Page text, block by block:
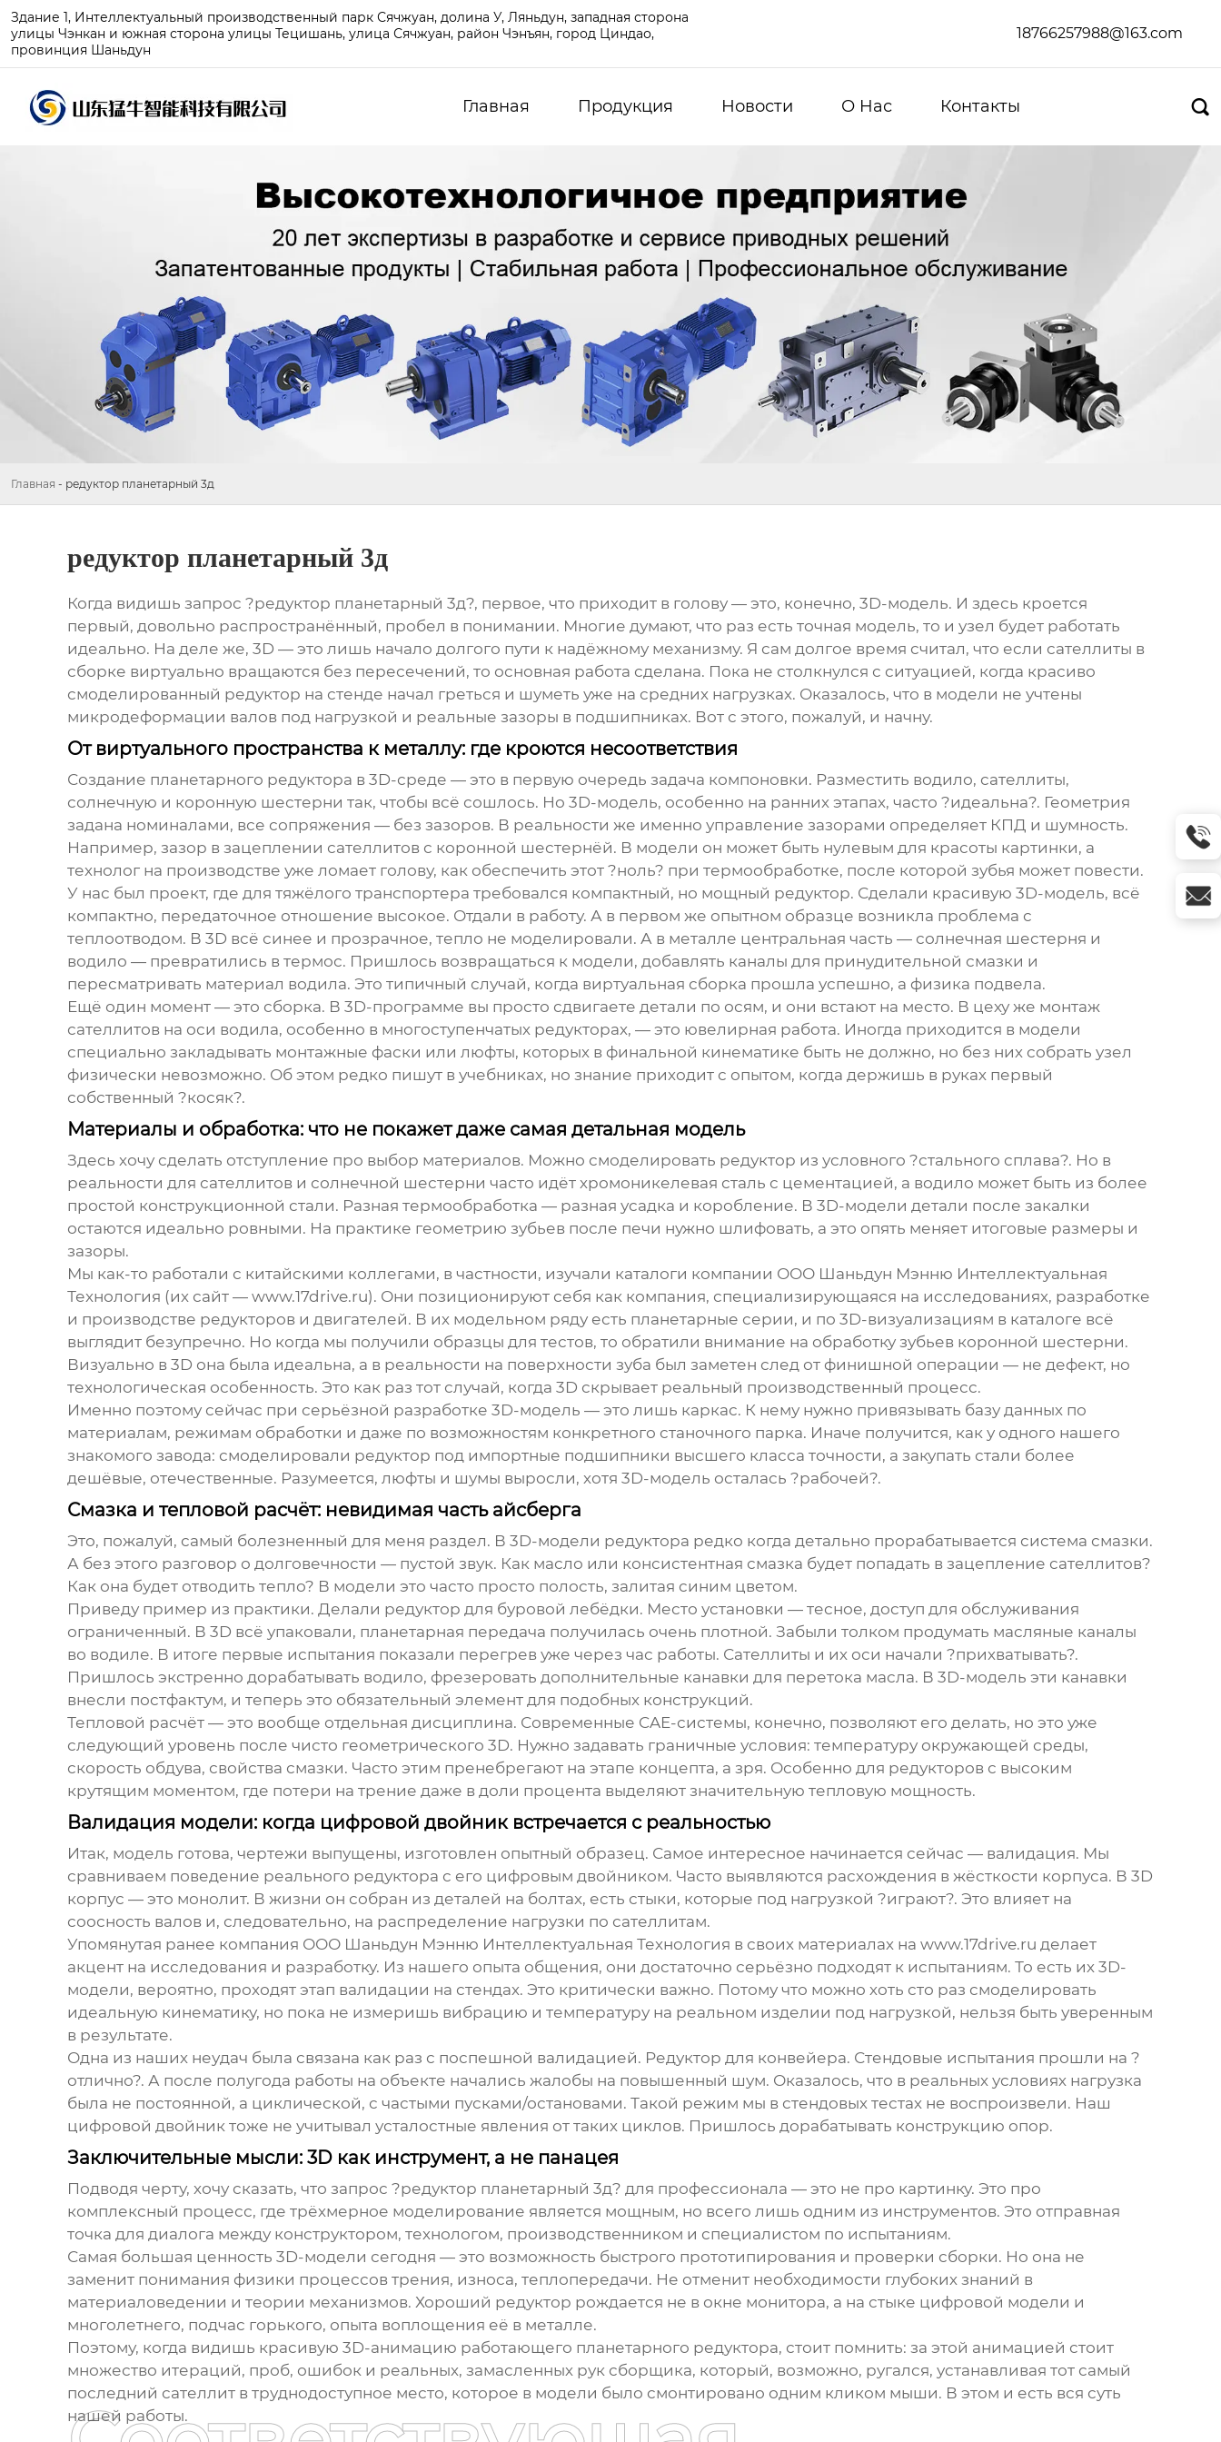
Здание 1, Интеллектуальный производственный парк Сячжуан, долина У, Ляньдун, западная сторона
улицы Чэнкан и южная сторона улицы Тецишань, улица Сячжуан, район Чэнъян, город Циндао,
провинция Шаньдун
18766257988@163.com
Главная Продукция Новости О Hас Контакты 
Главная - редуктор планетарный 3д
редуктор планетарный 3д
Когда видишь запрос ?редуктор планетарный 3д?, первое, что приходит в голову — это, конечно, 3D-модель. И здесь кроется
первый, довольно распространённый, пробел в понимании. Многие думают, что раз есть точная модель, то и узел будет работать
идеально. На деле же, 3D — это лишь начало долгого пути к надёжному механизму. Я сам долгое время считал, что если сателлиты в
сборке виртуально вращаются без пересечений, то основная работа сделана. Пока не столкнулся с ситуацией, когда красиво
смоделированный редуктор на стенде начал греться и шуметь уже на средних нагрузках. Оказалось, что в модели не учтены
микродеформации валов под нагрузкой и реальные зазоры в подшипниках. Вот с этого, пожалуй, и начну.
От виртуального пространства к металлу: где кроются несоответствия
Создание планетарного редуктора в 3D-среде — это в первую очередь задача компоновки. Разместить водило, сателлиты,
солнечную и коронную шестерни так, чтобы всё сошлось. Но 3D-модель, особенно на ранних этапах, часто ?идеальна?. Геометрия
задана номиналами, все сопряжения — без зазоров. В реальности же именно управление зазорами определяет КПД и шумность.
Например, зазор в зацеплении сателлитов с коронной шестернёй. В модели он может быть нулевым для красоты картинки, а
технолог на производстве уже ломает голову, как обеспечить этот ?ноль? при термообработке, после которой зубья может повести.
У нас был проект, где для тяжёлого транспортера требовался компактный, но мощный редуктор. Сделали красивую 3D-модель, всё
компактно, передаточное отношение высокое. Отдали в работу. А в первом же опытном образце возникла проблема с
теплоотводом. В 3D всё синее и прозрачное, тепло не моделировали. А в металле центральная часть — солнечная шестерня и
водило — превратились в термос. Пришлось возвращаться к модели, добавлять каналы для принудительной смазки и
пересматривать материал водила. Это типичный случай, когда виртуальная сборка прошла успешно, а физика подвела.
Ещё один момент — это сборка. В 3D-программе вы просто сдвигаете детали по осям, и они встают на место. В цеху же монтаж
сателлитов на оси водила, особенно в многоступенчатых редукторах, — это ювелирная работа. Иногда приходится в модели
специально закладывать монтажные фаски или люфты, которых в финальной кинематике быть не должно, но без них собрать узел
физически невозможно. Об этом редко пишут в учебниках, но знание приходит с опытом, когда держишь в руках первый
собственный ?косяк?.
Материалы и обработка: что не покажет даже самая детальная модель
Здесь хочу сделать отступление про выбор материалов. Можно смоделировать редуктор из условного ?стального сплава?. Но в
реальности для сателлитов и солнечной шестерни часто идёт хромоникелевая сталь с цементацией, а водило может быть из более
простой конструкционной стали. Разная термообработка — разная усадка и коробление. В 3D-модели детали после закалки
остаются идеально ровными. На практике геометрию зубьев после печи нужно шлифовать, а это опять меняет итоговые размеры и
зазоры.
Мы как-то работали с китайскими коллегами, в частности, изучали каталоги компании ООО Шаньдун Мэнню Интеллектуальная
Технология (их сайт — www.17drive.ru). Они позиционируют себя как компания, специализирующаяся на исследованиях, разработке
и производстве редукторов и двигателей. В их модельном ряду есть планетарные серии, и по 3D-визуализациям в каталоге всё
выглядит безупречно. Но когда мы получили образцы для тестов, то обратили внимание на обработку зубьев коронной шестерни.
Визуально в 3D она была идеальна, а в реальности на поверхности зуба был заметен след от финишной операции — не дефект, но
технологическая особенность. Это как раз тот случай, когда 3D скрывает реальный производственный процесс.
Именно поэтому сейчас при серьёзной разработке 3D-модель — это лишь каркас. К нему нужно привязывать базу данных по
материалам, режимам обработки и даже по возможностям конкретного станочного парка. Иначе получится, как у одного нашего
знакомого завода: смоделировали редуктор под импортные подшипники высшего класса точности, а закупать стали более
дешёвые, отечественные. Разумеется, люфты и шумы выросли, хотя 3D-модель осталась ?рабочей?.
Смазка и тепловой расчёт: невидимая часть айсберга
Это, пожалуй, самый болезненный для меня раздел. В 3D-модели редуктора редко когда детально прорабатывается система смазки.
А без этого разговор о долговечности — пустой звук. Как масло или консистентная смазка будет попадать в зацепление сателлитов?
Как она будет отводить тепло? В модели это часто просто полость, залитая синим цветом.
Приведу пример из практики. Делали редуктор для буровой лебёдки. Место установки — тесное, доступ для обслуживания
ограниченный. В 3D всё упаковали, планетарная передача получилась очень плотной. Забыли толком продумать масляные каналы
во водиле. В итоге первые испытания показали перегрев уже через час работы. Сателлиты и их оси начали ?прихватывать?.
Пришлось экстренно дорабатывать водило, фрезеровать дополнительные канавки для перетока масла. В 3D-модель эти канавки
внесли постфактум, и теперь это обязательный элемент для подобных конструкций.
Тепловой расчёт — это вообще отдельная дисциплина. Современные CAE-системы, конечно, позволяют его делать, но это уже
следующий уровень после чисто геометрического 3D. Нужно задавать граничные условия: температуру окружающей среды,
скорость обдува, свойства смазки. Часто этим пренебрегают на этапе концепта, а зря. Особенно для редукторов с высоким
крутящим моментом, где потери на трение даже в доли процента выделяют значительную тепловую мощность.
Валидация модели: когда цифровой двойник встречается с реальностью
Итак, модель готова, чертежи выпущены, изготовлен опытный образец. Самое интересное начинается сейчас — валидация. Мы
сравниваем поведение реального редуктора с его цифровым двойником. Часто выявляются расхождения в жёсткости корпуса. В 3D
корпус — это монолит. В жизни он собран из деталей на болтах, есть стыки, которые под нагрузкой ?играют?. Это влияет на
соосность валов и, следовательно, на распределение нагрузки по сателлитам.
Упомянутая ранее компания ООО Шаньдун Мэнню Интеллектуальная Технология в своих материалах на www.17drive.ru делает
акцент на исследования и разработку. Из нашего опыта общения, они достаточно серьёзно подходят к испытаниям. То есть их 3D-
модели, вероятно, проходят этап валидации на стендах. Это критически важно. Потому что можно хоть сто раз смоделировать
идеальную кинематику, но пока не измеришь вибрацию и температуру на реальном изделии под нагрузкой, нельзя быть уверенным
в результате.
Одна из наших неудач была связана как раз с поспешной валидацией. Редуктор для конвейера. Стендовые испытания прошли на ?
отлично?. А после полугода работы на объекте начались жалобы на повышенный шум. Оказалось, что в реальных условиях нагрузка
была не постоянной, а циклической, с частыми пусками/остановами. Такой режим мы в стендовых тестах не воспроизвели. Наш
цифровой двойник тоже не учитывал усталостные явления от таких циклов. Пришлось дорабатывать конструкцию опор.
Заключительные мысли: 3D как инструмент, а не панацея
Подводя черту, хочу сказать, что запрос ?редуктор планетарный 3д? для профессионала — это не про картинку. Это про
комплексный процесс, где трёхмерное моделирование является мощным, но всего лишь одним из инструментов. Это отправная
точка для диалога между конструктором, технологом, производственником и специалистом по испытаниям.
Самая большая ценность 3D-модели сегодня — это возможность быстрого прототипирования и проверки сборки. Но она не
заменит понимания физики процессов трения, износа, теплопередачи. Не отменит необходимости глубоких знаний в
материаловедении и теории механизмов. Хороший редуктор рождается не в окне монитора, а на стыке цифровой модели и
многолетнего, подчас горького, опыта воплощения её в металле.
Поэтому, когда видишь красивую 3D-анимацию работающего планетарного редуктора, стоит помнить: за этой анимацией стоит
множество итераций, проб, ошибок и реальных, замасленных рук сборщика, который, возможно, ругался, устанавливая тот самый
последний сателлит в труднодоступное место, которое в модели было смонтировано одним кликом мыши. В этом и есть вся суть
нашей работы.